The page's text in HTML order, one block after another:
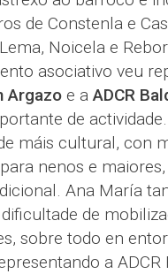
de Constenla e
Noicela e
asociativo veu
Argazo e aADCR
de
máis cultural, con
nenos e
Ana María
de
sobre todo en
a ADCR